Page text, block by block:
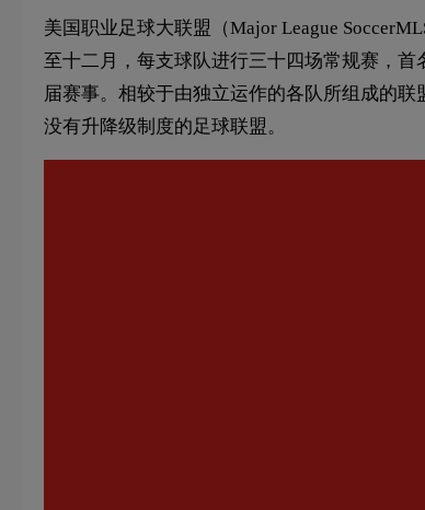
美国职业足球大联盟（Major League
至十二月，每支球队进行三十四场常规赛，
届赛事。相较于由独立运作的各队所组成的
没有升降级制度的足球联盟。